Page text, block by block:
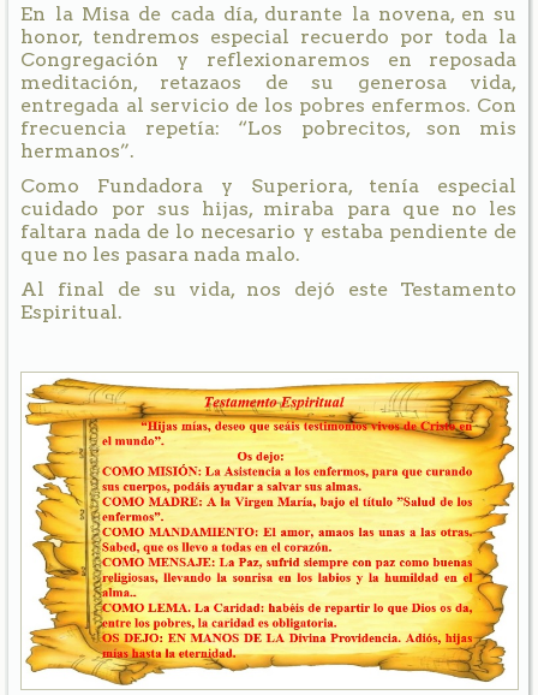
En la Misa de cada día, durante la novena, en su
honor, tendremos especial recuerdo por toda la
Congregación y reflexionaremos en reposada
meditación, retazaos de su generosa vida,
entregada al servicio de los pobres enfermos. Con
frecuencia repetía: “Los pobrecitos, son mis
hermanos”.
Como Fundadora y Superiora, tenía especial
cuidado por sus hijas, miraba para que no les
faltara nada de lo necesario y estaba pendiente de
que no les pasara nada malo.
Al final de su vida, nos dejó este Testamento
Espiritual.